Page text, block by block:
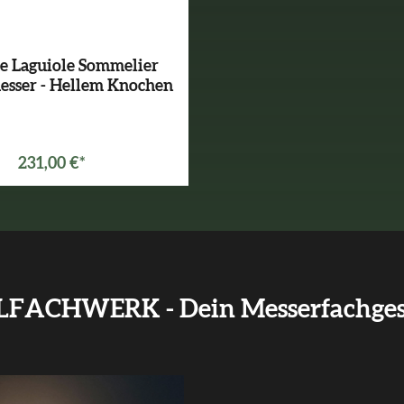
Laguiole Sommelier
- Hellem Knochen
231,00 €*
- Dein